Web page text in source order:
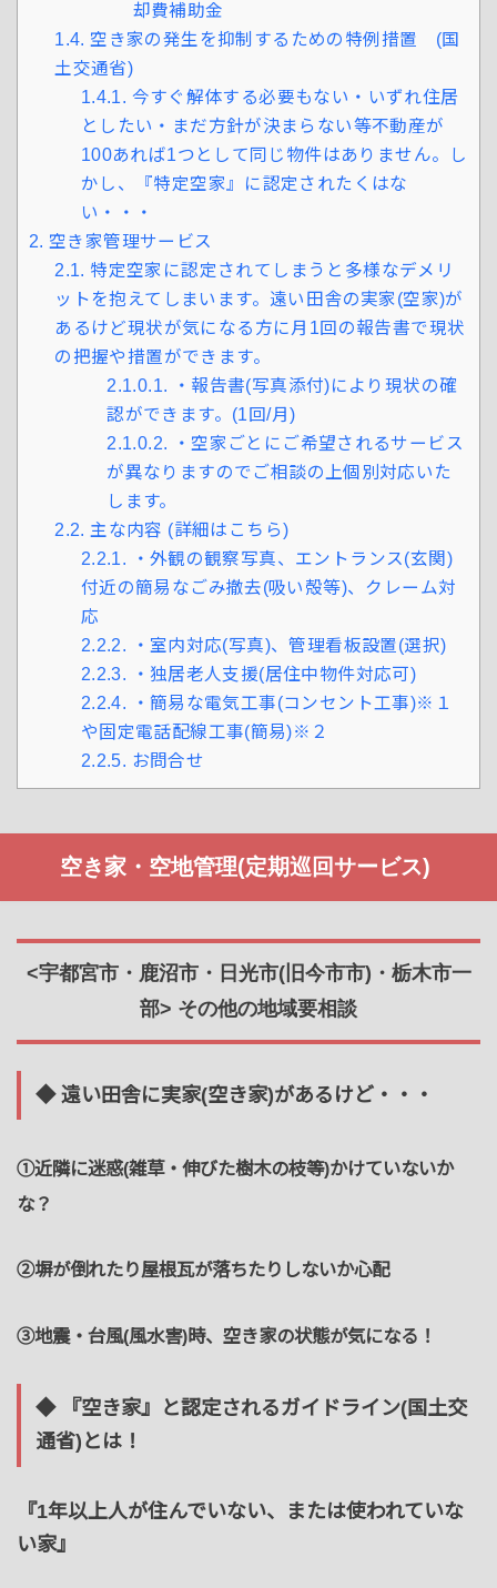
却費補助金
1.4. 空き家の発生を抑制するための特例措置 (国
土交通省)
1.4.1. 今すぐ解体する必要もない・いずれ住居
としたい・まだ方針が決まらない等不動産が
100あれば1つとして同じ物件はありません。し
かし、『特定空家』に認定されたくはな
い・・・
2. 空き家管理サービス
2.1. 特定空家に認定されてしまうと多様なデメリ
ットを抱えてしまいます。遠い田舎の実家(空家)が
あるけど現状が気になる方に月1回の報告書で現状
の把握や措置ができます。
2.1.0.1. ・報告書(写真添付)により現状の確
認ができます。(1回/月)
2.1.0.2. ・空家ごとにご希望されるサービス
が異なりますのでご相談の上個別対応いた
します。
2.2. 主な内容 (詳細はこちら)
2.2.1. ・外観の観察写真、エントランス(玄関)
付近の簡易なごみ撤去(吸い殻等)、クレーム対
応
2.2.2. ・室内対応(写真)、管理看板設置(選択)
2.2.3. ・独居老人支援(居住中物件対応可)
2.2.4. ・簡易な電気工事(コンセント工事)※１
や固定電話配線工事(簡易)※２
2.2.5. お問合せ
空き家・空地管理(定期巡回サービス)
<宇都宮市・鹿沼市・日光市(旧今市市)・栃木市一
部> その他の地域要相談
◆ 遠い田舎に実家(空き家)があるけど・・・
①近隣に迷惑(雑草・伸びた樹木の枝等)かけていないか
な？
②塀が倒れたり屋根瓦が落ちたりしないか心配
③地震・台風(風水害)時、空き家の状態が気になる！
◆ 『空き家』と認定されるガイドライン(国土交
通省)とは！
『1年以上人が住んでいない、または使われていな
い家』